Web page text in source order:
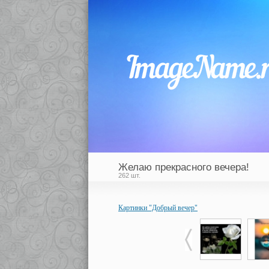
Желаю прекрасного вечера!
262 шт.
Картинки "Добрый вечер"